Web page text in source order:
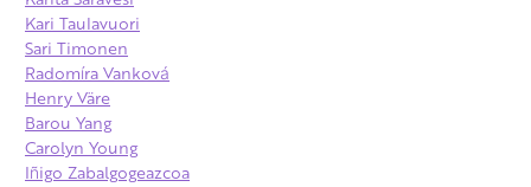
Kari Taulavuori
Sari Timonen
Radomíra Vanková
Henry Väre
Barou Yang
Carolyn Young
Iñigo Zabalgogeazcoa